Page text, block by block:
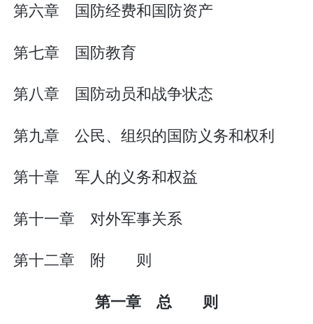
第六章 国防经费和国防资产
第七章 国防教育
第八章 国防动员和战争状态
第九章 公民、组织的国防义务和权利
第十章 军人的义务和权益
第十一章 对外军事关系
第十二章 附 则
第一章 总 则